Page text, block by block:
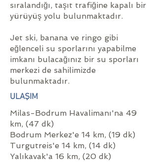
sıralandığı, taşıt trafiğine kapalı bir
yürüyüş yolu bulunmaktadır.
Jet ski, banana ve ringo gibi
eğlenceli su sporlarını yapabilme
imkanı bulacağınız bir su sporları
merkezi de sahilimizde
bulunmaktadır.
ULAŞIM
Milas-Bodrum Havalimanı'na 49
km, (47 dk)
Bodrum Merkez'e 14 km, (19 dk)
Turgutreis'e 14 km, (14 dk)
Yalıkavak'a 16 km, (20 dk)